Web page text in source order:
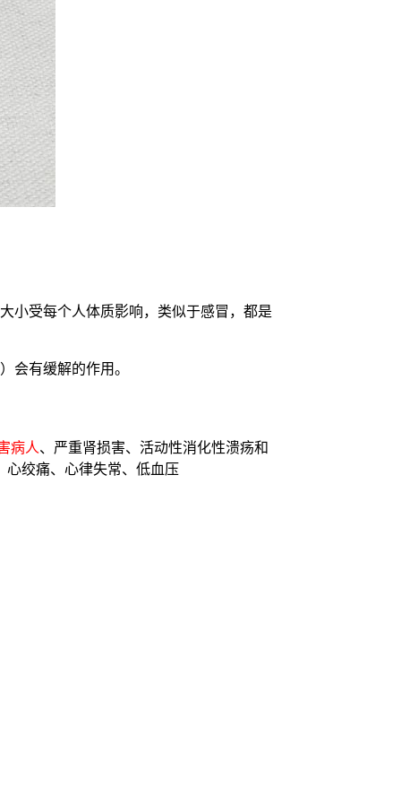
小受每个人体质影响，类似于感冒，都是
会有缓解的作用。
病人、严重肾损害、活动性消化性溃疡和
心绞痛、心律失常、低血压